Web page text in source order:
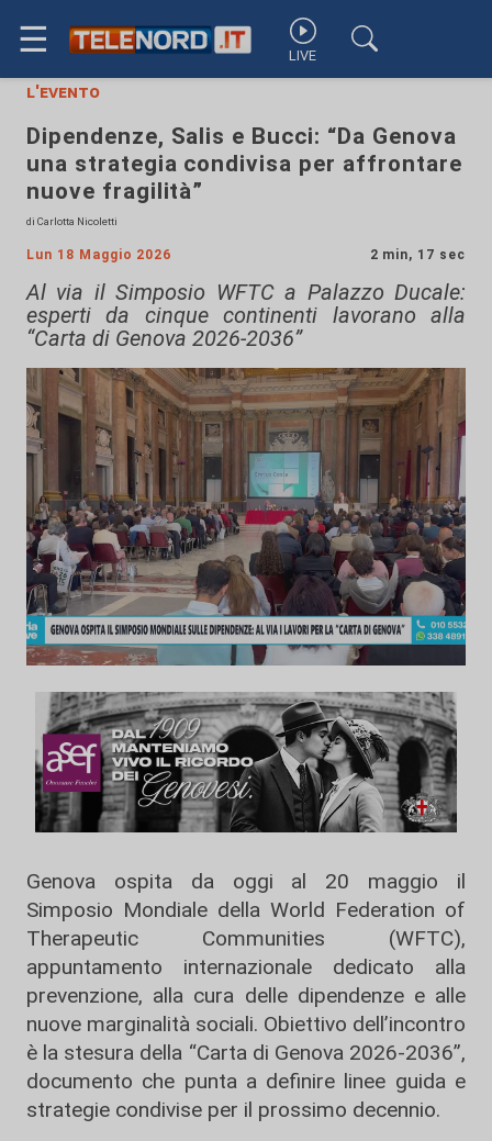
☰ LIVE
l'evento
Dipendenze, Salis e Bucci: “Da Genova
una strategia condivisa per affrontare
nuove fragilità”
di Carlotta Nicoletti
Lun 18 Maggio 2026 2 min, 17 sec
Al via il Simposio WFTC a Palazzo Ducale:
esperti da cinque continenti lavorano alla
“Carta di Genova 2026-2036”
Genova ospita da oggi al 20 maggio il
Simposio Mondiale della World Federation of
Therapeutic Communities (WFTC),
appuntamento internazionale dedicato alla
prevenzione, alla cura delle dipendenze e alle
nuove marginalità sociali. Obiettivo dell’incontro
è la stesura della “Carta di Genova 2026-2036”,
documento che punta a definire linee guida e
strategie condivise per il prossimo decennio.